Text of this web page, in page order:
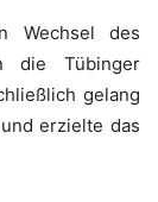
Wechsel des
die Tübinger
gelang
erzielte das